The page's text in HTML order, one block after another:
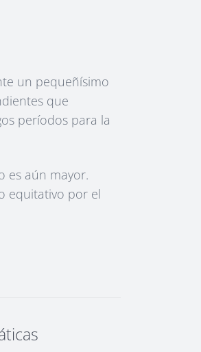
un pequeñísimo
que
períodos para la
es aún mayor.
equitativo por el